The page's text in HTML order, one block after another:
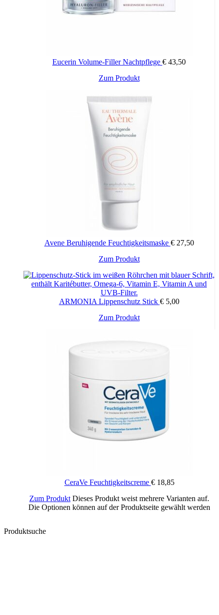
Eucerin Volume-Filler Nachtpflege € 43,50
Zum Produkt
Avene Beruhigende Feuchtigkeitsmaske €27,50
Zum Produkt
ARMONIA Lippenschutz Stick €5,00
Zum Produkt
CeraVe Feuchtigkeitscreme €18,85
Zum Produkt Dieses Produkt weist mehrere Varianten auf.
Die Optionen können auf der Produktseite gewählt werden
Produktsuche